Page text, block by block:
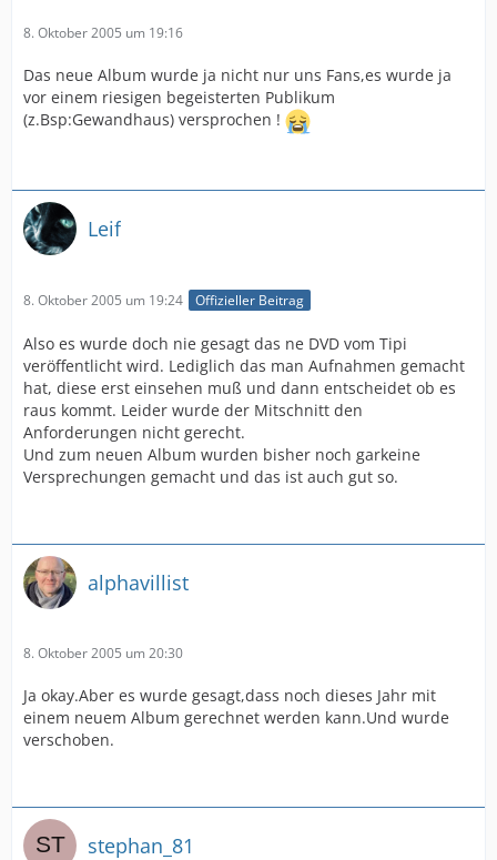
8. Oktober 2005 um 19:16
Das neue Album wurde ja nicht nur uns Fans,es wurde ja
vor einem riesigen begeisterten Publikum
(z.Bsp:Gewandhaus) versprochen !
Leif
8. Oktober 2005 um 19:24 Offizieller Beitrag
Also es wurde doch nie gesagt das ne DVD vom Tipi
veröffentlicht wird. Lediglich das man Aufnahmen gemacht
hat, diese erst einsehen muß und dann entscheidet ob es
raus kommt. Leider wurde der Mitschnitt den
Anforderungen nicht gerecht.
Und zum neuen Album wurden bisher noch garkeine
Versprechungen gemacht und das ist auch gut so.
alphavillist
8. Oktober 2005 um 20:30
Ja okay.Aber es wurde gesagt,dass noch dieses Jahr mit
einem neuem Album gerechnet werden kann.Und wurde
verschoben.
stephan_81